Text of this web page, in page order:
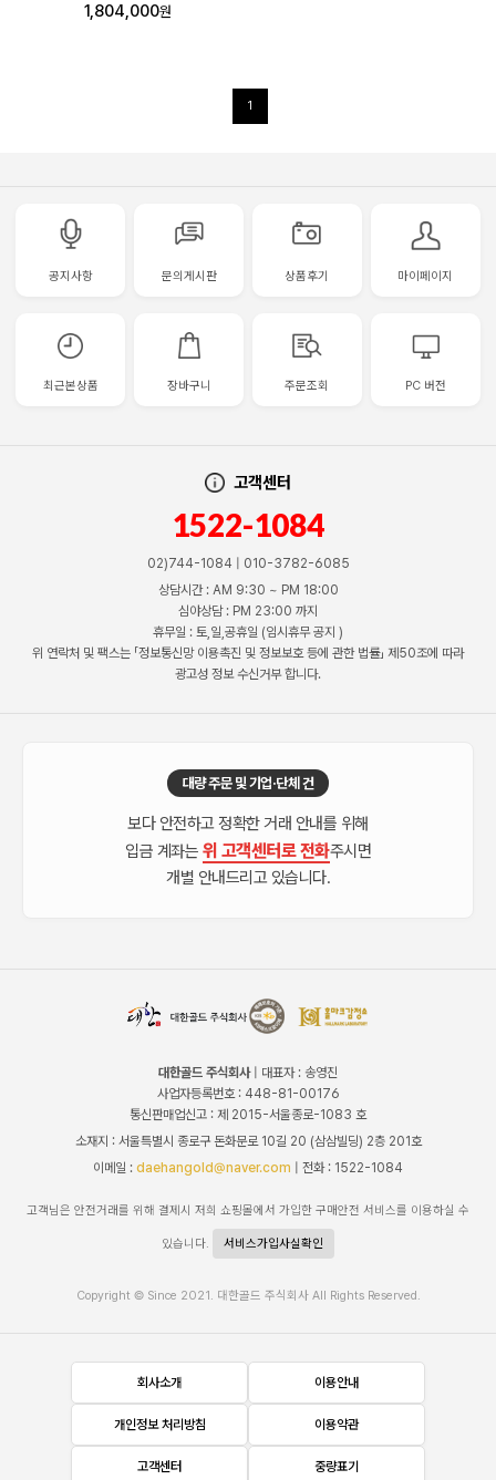
1,804,000원
1
공지사항 문의게시판 상품후기 마이페이지
최근본상품 장바구니 주문조회 PC 버전
고객센터
1522-1084
02)744-1084 | 010-3782-6085
상담시간 : AM 9:30 ~ PM 18:00
심야상담 : PM 23:00 까지
휴무일 : 토,일,공휴일 (임시휴무 공지 )
위 연락처 및 팩스는 「정보통신망 이용촉진 및 정보보호 등에 관한 법률」 제50조에 따라
광고성 정보 수신거부 합니다.
대량 주문 및 기업·단체 건
보다 안전하고 정확한 거래 안내를 위해
입금 계좌는 위 고객센터로 전화주시면
개별 안내드리고 있습니다.
대한골드 주식회사| 대표자 : 송영진
사업자등록번호 : 448-81-00176
통신판매업신고 : 제 2015-서울종로-1083 호
소재지 : 서울특별시 종로구 돈화문로 10길 20 (삼삼빌딩) 2층 201호
이메일 : daehangold@naver.com | 전화 : 1522-1084
고객님은 안전거래를 위해 결제시 저희 쇼핑몰에서 가입한 구매안전 서비스를 이용하실 수
있습니다. 서비스가입사실확인
Copyright © Since 2021. 대한골드 주식회사 All Rights Reserved.
회사소개 이용안내
개인정보 처리방침 이용약관
고객센터 중량표기